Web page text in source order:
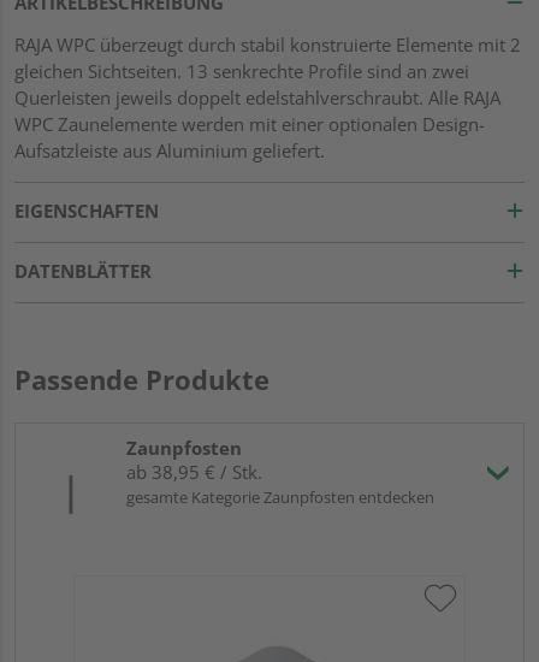
RAJA WPC überzeugt durch stabil konstruierte Elemente mit 2
gleichen Sichtseiten. 13 senkrechte Profile sind an zwei
Querleisten jeweils doppelt edelstahlverschraubt. Alle RAJA
WPC Zaunelemente werden mit einer optionalen Design-
Aufsatzleiste aus Aluminium geliefert.
EIGENSCHAFTEN
DATENBLÄTTER
Passende Produkte
Zaunpfosten
ab 38,95 € / Stk.
gesamte Kategorie Zaunpfosten entdecken